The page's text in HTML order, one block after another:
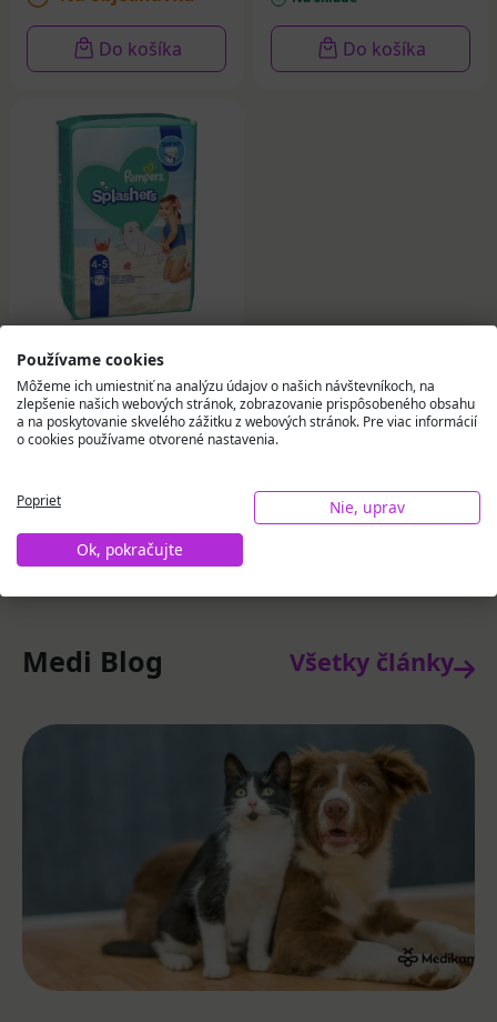
Do košíka Do košíka
PAMPERS SPLASH
MAXI 4-5 detské
plienky na plávanie (9
- 15 kg) 11 ks
10,53 €
Na objednávku
Do košíka
Medi Blog Všetky články
Používame cookies
Môžeme ich umiestniť na analýzu údajov o našich návštevníkoch, na
zlepšenie našich webových stránok, zobrazovanie prispôsobeného obsahu
a na poskytovanie skvelého zážitku z webových stránok. Pre viac informácií
o cookies používame otvorené nastavenia.
Poprieť
Nie, uprav
Ok, pokračujte